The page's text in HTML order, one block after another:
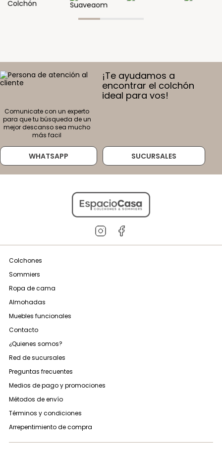
¡Te ayudamos a
encontrar el colchón
ideal para vos!
Comunicate con un experto
para que tu búsqueda de un
mejor descanso sea mucho
más facil
WHATSAPP SUCURSALES
Colchones
Sommiers
Ropa de cama
Almohadas
Muebles funcionales
Contacto
¿Quienes somos?
Red de sucursales
Preguntas frecuentes
Medios de pago y promociones
Métodos de envío
Términos y condiciones
Arrepentimiento de compra